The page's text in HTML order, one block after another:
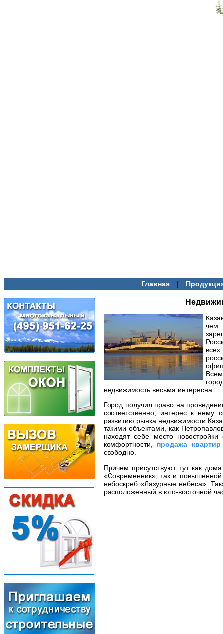
Главная |
чем
недвижимость весьма интересна.
Город получил право на
соответственно, интерес к нему
развитию рынка недвижимости
такими объектами, как
находят себе место
комфортности, продажа
свободно.
Причем присутствуют тут как
«Современник», так и
небоскреб «Лазурные небеса».
расположенный в юго-восточной